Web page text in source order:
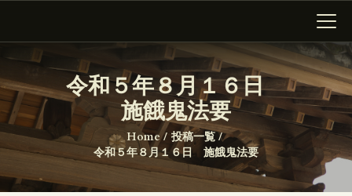
令和５年８月１６日
施餓鬼法要
Home
投稿一覧
令和５年８月１６日 施餓鬼法要
大仙寺
HOME
墓所新区画のご案内
ニュース
沿革